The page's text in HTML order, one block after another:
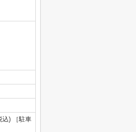
込) ［駐車